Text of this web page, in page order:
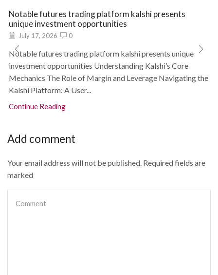
Notable futures trading platform kalshi presents
unique investment opportunities
July 17, 2026 0
Notable futures trading platform kalshi presents unique
investment opportunities Understanding Kalshi’s Core
Mechanics The Role of Margin and Leverage Navigating the
Kalshi Platform: A User...
Continue Reading
Add comment
Your email address will not be published. Required fields are
marked